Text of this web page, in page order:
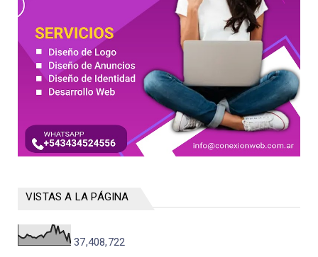
VISTAS A LA PÁGINA
37,408,722